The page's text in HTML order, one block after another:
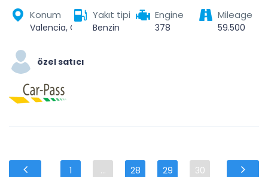
Konum Yakıt tipi
Benzin
Engine
378
Mileage
59.500
özel satıcı
1 ... 28 29
30